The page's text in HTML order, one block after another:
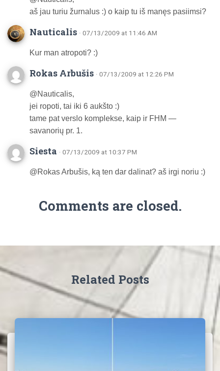
aš jau turiu žurnalus :) o kaip tu iš manęs pasiimsi?
Nauticalis · 07/13/2009 at 11:46 AM
Kur man atropoti? :)
Rokas Arbušis · 07/13/2009 at 12:26 PM
@Nauticalis,
jei ropoti, tai iki 6 aukšto :)
tame pat verslo komplekse, kaip ir FHM —
savanorių pr. 1.
Siesta · 07/13/2009 at 10:37 PM
@Rokas Arbušis, ką ten dar dalinat? aš irgi noriu :)
Comments are closed.
Related Posts